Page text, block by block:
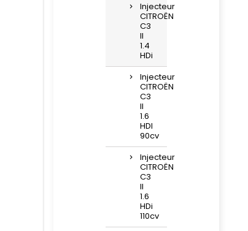
Injecteur
CITROËN
C3
II
1.4
HDi
Injecteur
CITROËN
C3
II
1.6
HDI
90cv
Injecteur
CITROËN
C3
II
1.6
HDi
110cv